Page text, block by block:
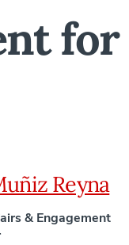
for
Reyna
& Engagement